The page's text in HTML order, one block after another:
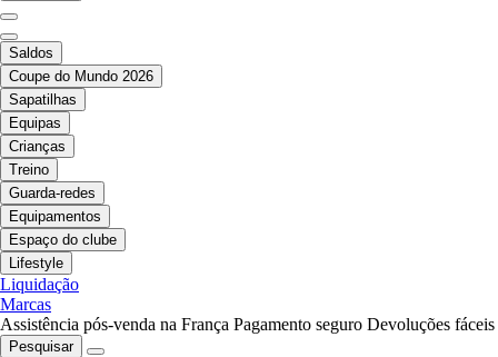
Saldos
Coupe do Mundo 2026
Sapatilhas
Equipas
Crianças
Treino
Guarda-redes
Equipamentos
Espaço do clube
Lifestyle
Liquidação
Marcas
Assistência pós-venda na França Pagamento seguro Devoluções fáceis
Pesquisar